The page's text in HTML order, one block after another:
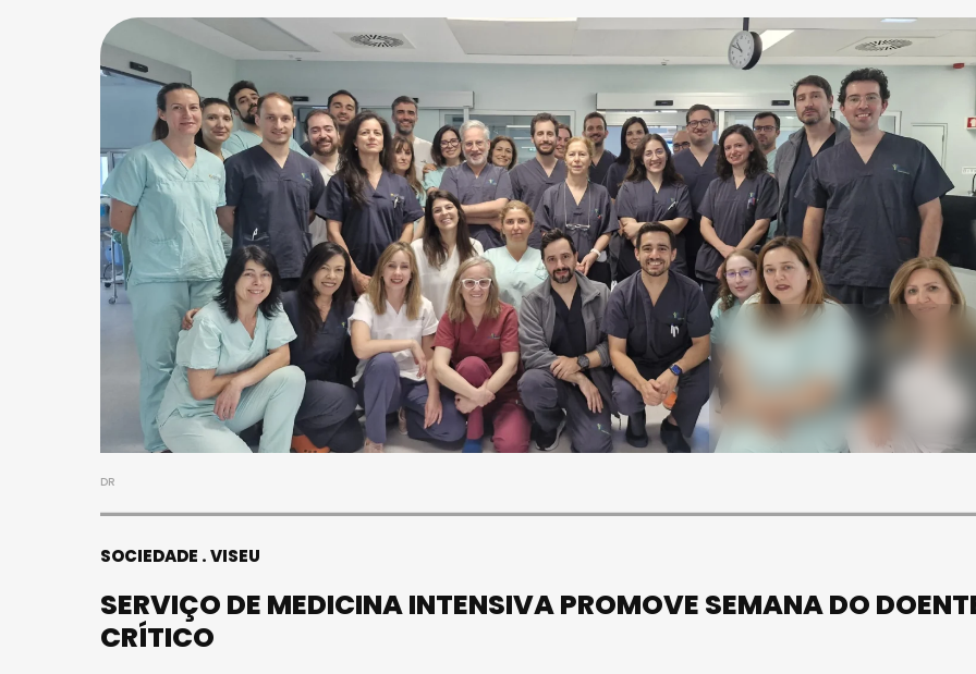
DR
SOCIEDADE VISEU
SERVIÇO DE MEDICINA INTENSIVA PROMOVE SEMANA DO
CRÍTICO
SOCIEDADE
FALECEU PAULA ALMEIDA,
JOVEM ENFERMEIRA NO
HOSPITAL DE VISEU
Julho 27, 2026 . 11:00